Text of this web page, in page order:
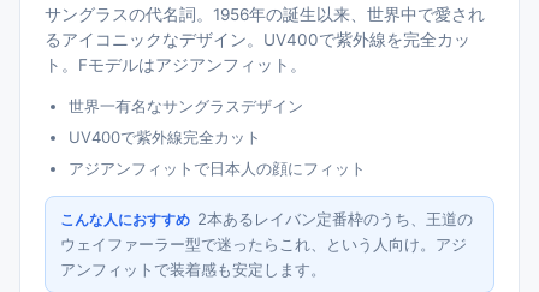
サングラスの代名詞。1956年の誕生以来、世界中で愛され
るアイコニックなデザイン。UV400で紫外線を完全カッ
ト。Fモデルはアジアンフィット。
世界一有名なサングラスデザイン
UV400で紫外線完全カット
アジアンフィットで日本人の顔にフィット
こんな人におすすめ 2本あるレイバン定番枠のうち、王道の
ウェイファーラー型で迷ったらこれ、という人向け。アジ
アンフィットで装着感も安定します。